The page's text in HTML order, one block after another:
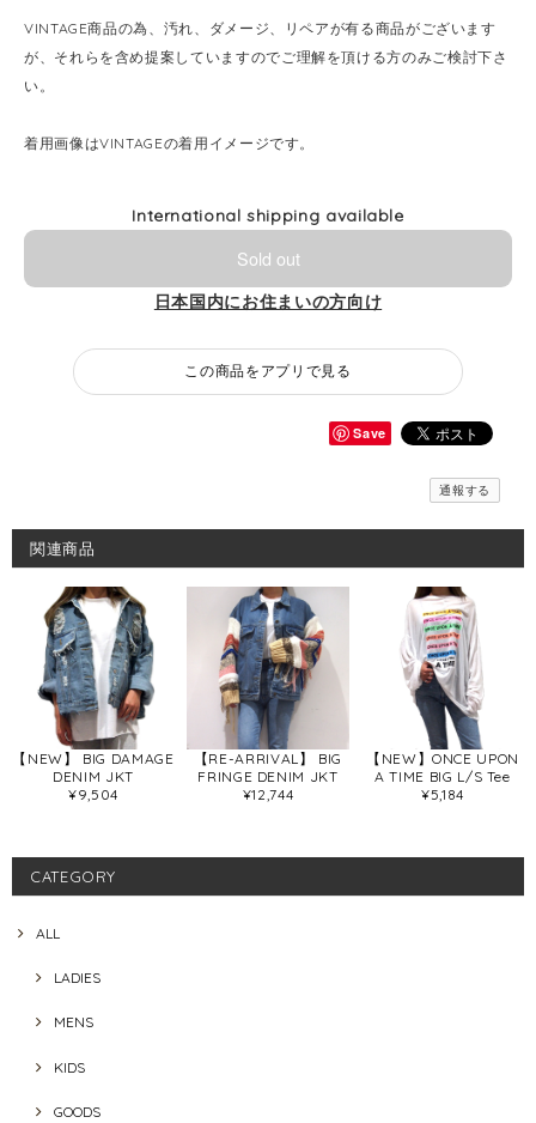
VINTAGE商品の為、汚れ、ダメージ、リペアが有る商品がございます
が、それらを含め提案していますのでご理解を頂ける方のみご検討下さ
い。
着用画像はVINTAGEの着用イメージです。
International shipping available
Sold out
日本国内にお住まいの方向け
この商品をアプリで見る
Save
通報する
関連商品
【NEW】 BIG DAMAGE
DENIM JKT
¥9,504
【RE-ARRIVAL】 BIG
FRINGE DENIM JKT
¥12,744
【NEW】ONCE UPON
A TIME BIG L/S Tee
¥5,184
CATEGORY
ALL
LADIES
MENS
KIDS
GOODS